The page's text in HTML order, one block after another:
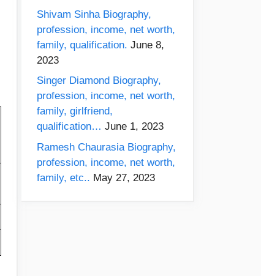
Shivam Sinha Biography,
profession, income, net worth,
family, qualification. June 8,
2023
Singer Diamond Biography,
profession, income, net worth,
family, girlfriend,
qualification… June 1, 2023
Ramesh Chaurasia Biography,
profession, income, net worth,
family, etc.. May 27, 2023